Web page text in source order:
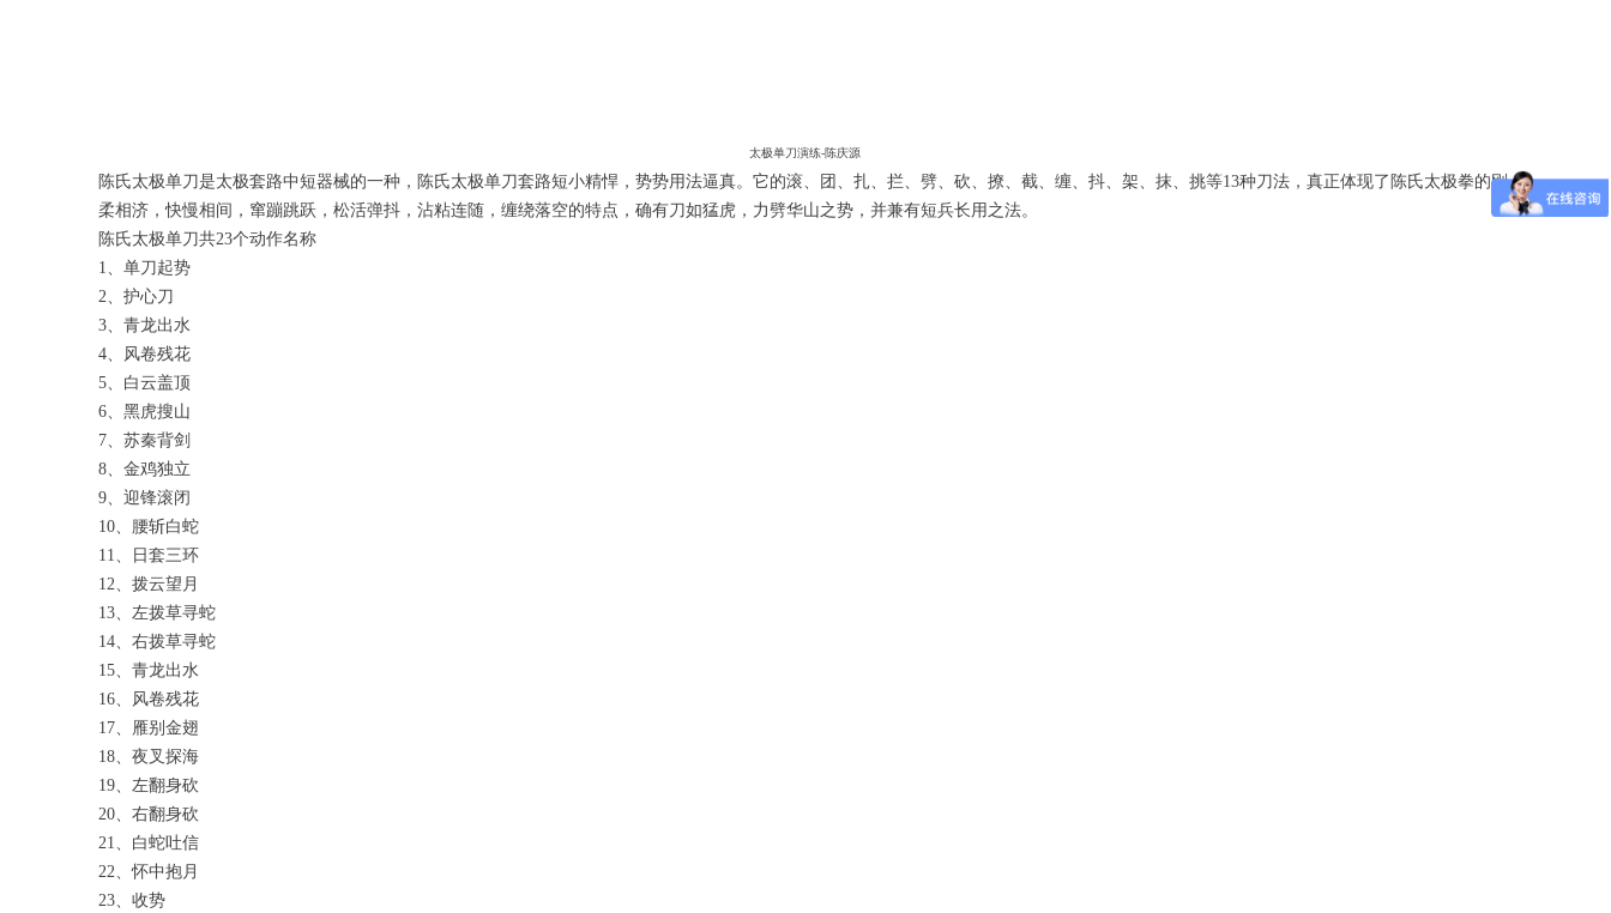
太极单刀演练-陈庆源
陈氏太极单刀是太极套路中短器械的一种，陈氏太极单刀套路短小精悍，势势用法逼真。它的滚、团、扎、拦、劈、砍、撩、截、缠、抖、架、抹、挑等13种刀法，真正体现了陈氏太极拳的刚
柔相济，快慢相间，窜蹦跳跃，松活弹抖，沾粘连随，缠绕落空的特点，确有刀如猛虎，力劈华山之势，并兼有短兵长用之法。
陈氏太极单刀共23个动作名称
1、单刀起势
2、护心刀
3、青龙出水
4、风卷残花
5、白云盖顶
6、黑虎搜山
7、苏秦背剑
8、金鸡独立
9、迎锋滚闭
10、腰斩白蛇
11、日套三环
12、拨云望月
13、左拨草寻蛇
14、右拨草寻蛇
15、青龙出水
16、风卷残花
17、雁别金翅
18、夜叉探海
19、左翻身砍
20、右翻身砍
21、白蛇吐信
22、怀中抱月
23、收势